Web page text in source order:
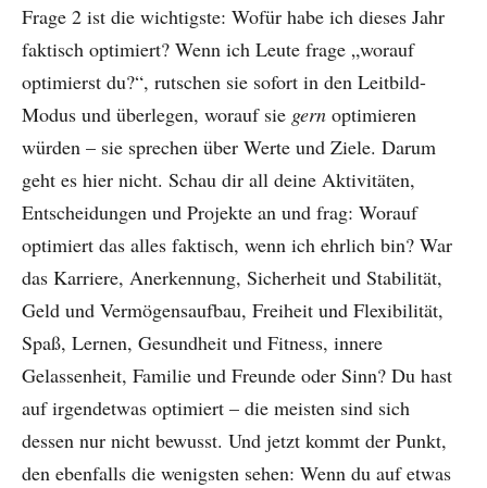
Frage 2 ist die wichtigste: Wofür habe ich dieses Jahr
faktisch optimiert? Wenn ich Leute frage „worauf
optimierst du?“, rutschen sie sofort in den Leitbild-
Modus und überlegen, worauf sie gern optimieren
würden – sie sprechen über Werte und Ziele. Darum
geht es hier nicht. Schau dir all deine Aktivitäten,
Entscheidungen und Projekte an und frag: Worauf
optimiert das alles faktisch, wenn ich ehrlich bin? War
das Karriere, Anerkennung, Sicherheit und Stabilität,
Geld und Vermögensaufbau, Freiheit und Flexibilität,
Spaß, Lernen, Gesundheit und Fitness, innere
Gelassenheit, Familie und Freunde oder Sinn? Du hast
auf irgendetwas optimiert – die meisten sind sich
dessen nur nicht bewusst. Und jetzt kommt der Punkt,
den ebenfalls die wenigsten sehen: Wenn du auf etwas